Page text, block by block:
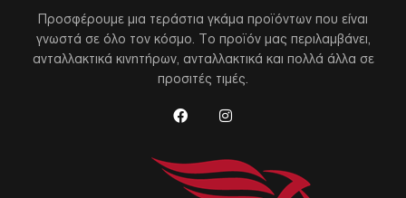
Προσφέρουμε μια τεράστια γκάμα προϊόντων που είναι
γνωστά σε όλο τον κόσμο. Το προϊόν μας περιλαμβάνει,
ανταλλακτικά κινητήρων, ανταλλακτικά και πολλά άλλα σε
προσιτές τιμές.